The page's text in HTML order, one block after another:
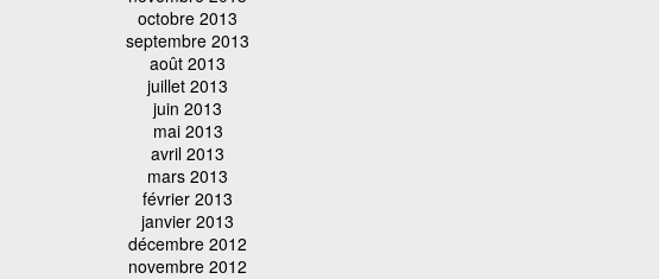
octobre 2013
septembre 2013
août 2013
juillet 2013
juin 2013
mai 2013
avril 2013
mars 2013
février 2013
janvier 2013
décembre 2012
novembre 2012